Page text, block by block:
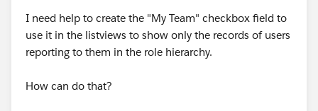
I need help to create the "My Team" checkbox field to
use it in the listviews to show only the records of users
reporting to them in the role hierarchy.
How can do that?